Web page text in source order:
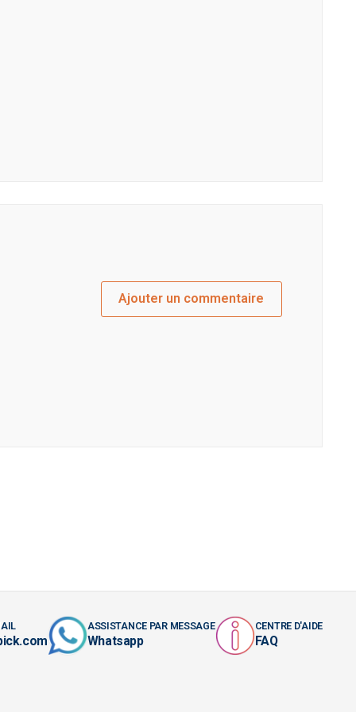
Ajouter un commentaire
ASSISTANCE PAR MESSAGE
Whatsapp
CENTRE D'AIDE
FAQ